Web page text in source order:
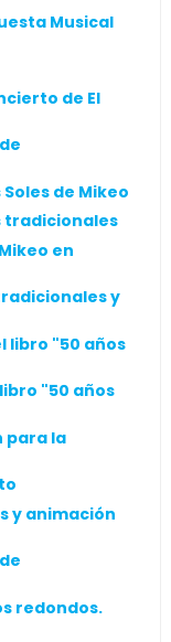
Musical
de El
de Mikeo
tradicionales
en
y
libro "50 años
"50 años
para la
y animación
redondos.